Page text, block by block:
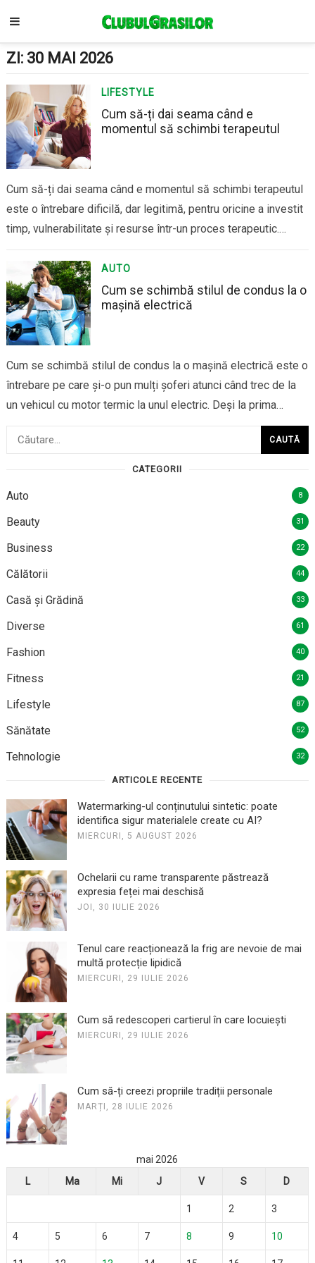
ZI: 30 MAI 2026
LIFESTYLE
Cum să-ți dai seama când e
momentul să schimbi terapeutul
Cum să-ți dai seama când e momentul să schimbi terapeutul
este o întrebare dificilă, dar legitimă, pentru oricine a investit
timp, vulnerabilitate și resurse într-un proces terapeutic.
ai progresului, iar atunci când aceasta nu mai funcționează,
efectele se simt rapid. A…
AUTO
Cum se schimbă stilul de condus la o
mașină electrică
Cum se schimbă stilul de condus la o mașină electrică este o
întrebare pe care și-o pun mulți șoferi atunci când trec de la
un vehicul cu motor termic la unul electric. Deși la prima
vedere experiența de condus pare similară, există câteva
diferențe importante care influențează modul în care…
Caută
după:
CATEGORII
Auto 8
Beauty 31
Business 22
Călătorii 44
Casă și Grădină 33
Diverse 61
Fashion 40
Fitness 21
Lifestyle 87
Sănătate 52
Tehnologie 32
ARTICOLE RECENTE
Watermarking-ul conținutului sintetic: poate
identifica sigur materialele create cu AI?
MIERCURI, 5 AUGUST 2026
Ochelarii cu rame transparente păstrează
expresia feței mai deschisă
JOI, 30 IULIE 2026
Tenul care reacționează la frig are nevoie de mai
multă protecție lipidică
MIERCURI, 29 IULIE 2026
Cum să redescoperi cartierul în care locuiești
MIERCURI, 29 IULIE 2026
Cum să-ți creezi propriile tradiții personale
MARȚI, 28 IULIE 2026
mai 2026
L
Ma Mi J V S D
1 2 3
4 5 6 7 8 9 10